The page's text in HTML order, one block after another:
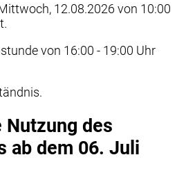
12.08.2026 von 10:00
von 16:00 - 19:00 Uhr
Nutzung des
ab dem 06. Juli